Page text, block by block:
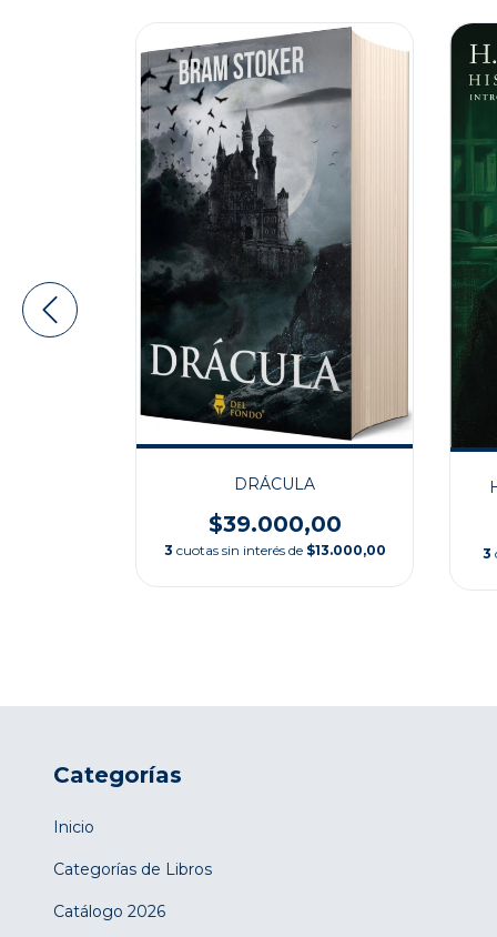
DRÁCULA
$39.000,00
3 cuotas sin interés de $13.000,00 3
Categorías
Inicio
Categorías de Libros
Catálogo 2026